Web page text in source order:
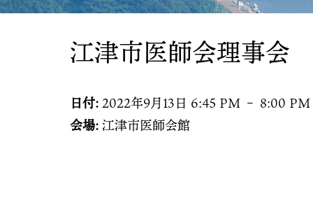
江津市医師会理事会
日付:2022年9月13日 6:45 PM – 8:00 PM
会場:江津市医師会館